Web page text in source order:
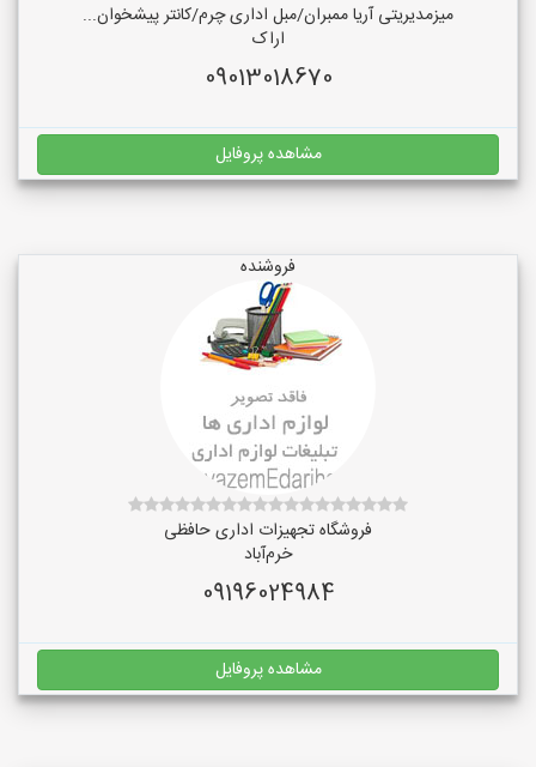
میزمدیریتی آریا ممبران/مبل اداری چرم/کانتر پیشخوان...
اراک
09013018670
مشاهده پروفایل
فروشنده
فروشگاه تجهیزات اداری حافظی
خرم‌آباد
09196024984
مشاهده پروفایل